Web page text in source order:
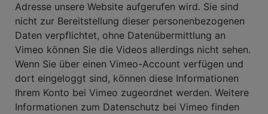
Adresse unsere Website aufgerufen wird. Sie sind
nicht zur Bereitstellung dieser personenbezogenen
Daten verpflichtet, ohne Datenübermittlung an
Vimeo können Sie die Videos allerdings nicht sehen.
Wenn Sie über einen Vimeo-Account verfügen und
dort eingeloggt sind, können diese Informationen
Ihrem Konto bei Vimeo zugeordnet werden. Weitere
Informationen zum Datenschutz bei Vimeo finden